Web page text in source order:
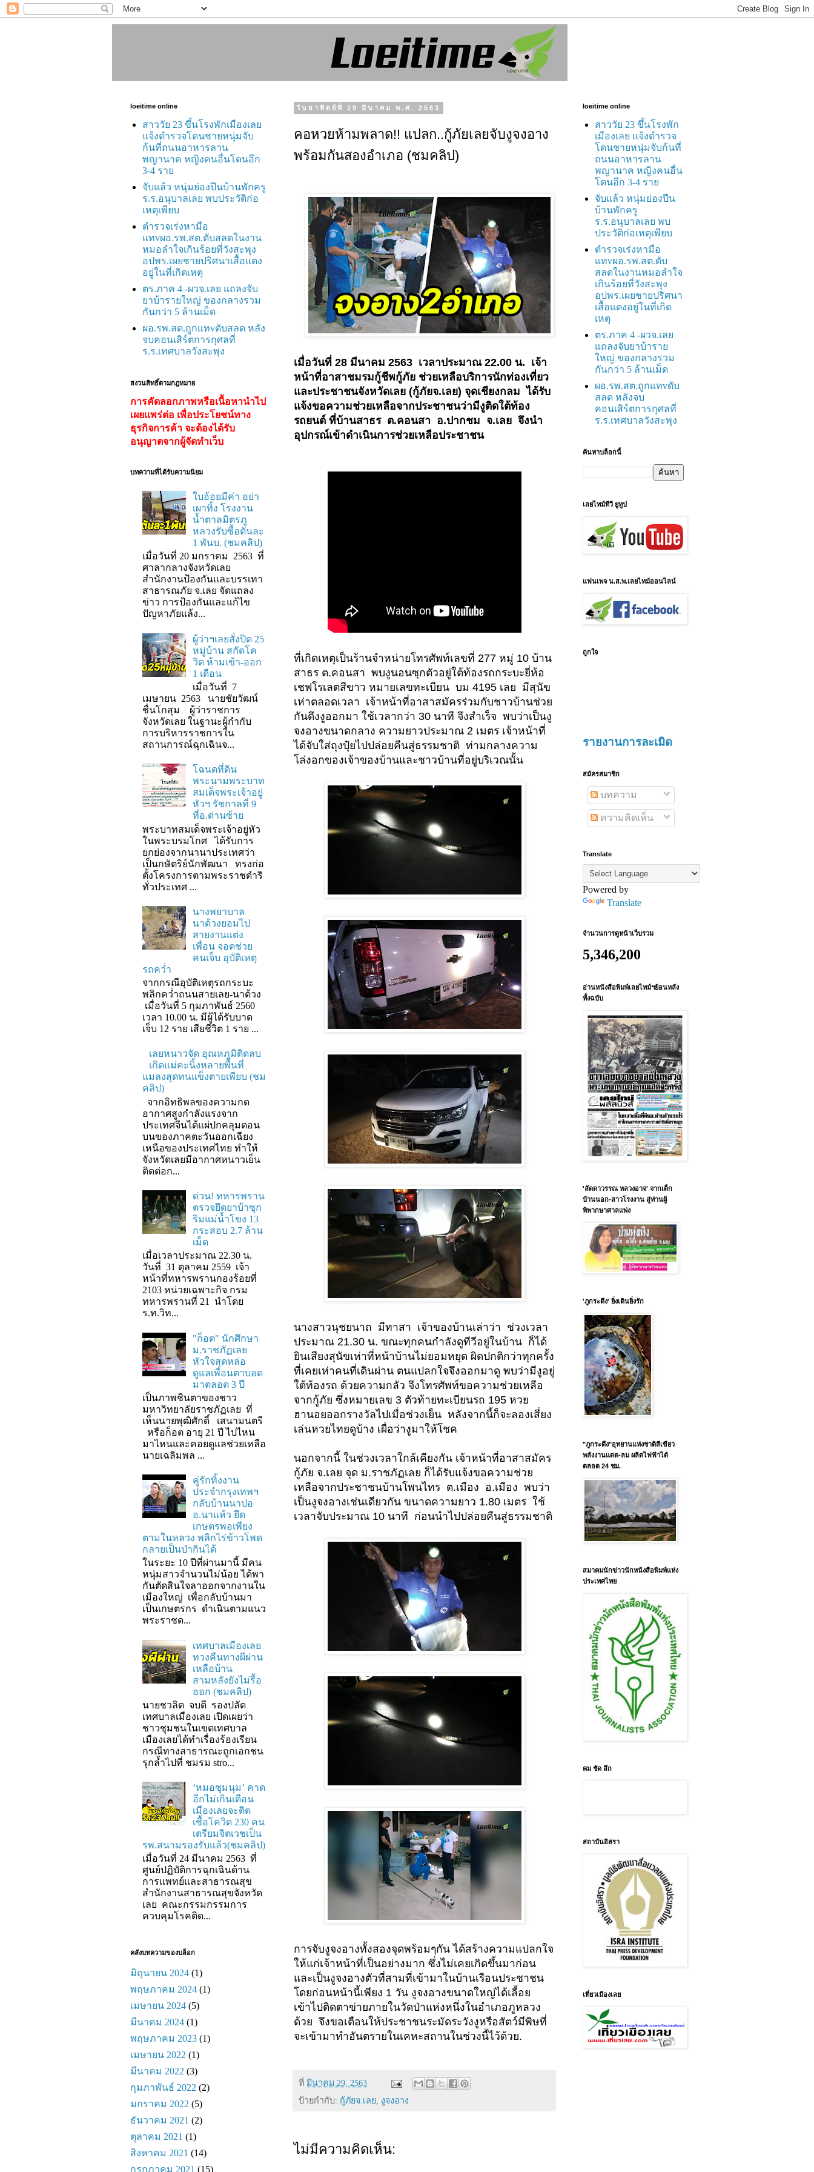
วันอาทิตย์ที่ 29 มีนาคม พ.ศ. 2563
คอหวยห้ามพลาด!! แปลก..กู้ภัยเลยจับงูจงอาง
พร้อมกันสองอำเภอ (ชมคลิป)
เมื่อวันที่ 28 มีนาคม 2563 เวลาประมาณ 22.00 น. เจ้า
หน้าที่อาสาชมรมกู้ชีพกู้ภัย ช่วยเหลือบริการนักท่องเที่ยว
และประชาชนจังหวัดเลย (กู้ภัยจ.เลย) จุดเชียงกลม ได้รับ
แจ้งขอความช่วยเหลือจากประชาชนว่ามีงูติดใต้ท้อง
รถยนต์ ที่บ้านสาธร ต.คอนสา อ.ปากชม จ.เลย จึงนำ
อุปกรณ์เข้าดำเนินการช่วยเหลือประชาชน
ที่เกิดเหตุเป็นร้านจำหน่ายโทรศัพท์เลขที่ 277 หมู่ 10 บ้าน
สาธร ต.คอนสา พบงูนอนซุกตัวอยู่ใต้ท้องรถกระบะยี่ห้อ
เชฟโรเลตสีขาว หมายเลขทะเบียน บม 4195 เลย มีสุนัข
เห่าตลอดเวลา เจ้าหน้าที่อาสาสมัครร่วมกับชาวบ้านช่วย
กันดึงงูออกมา ใช้เวลากว่า 30 นาที จึงสำเร็จ พบว่าเป็นงู
จงอางขนาดกลาง ความยาวประมาณ 2 เมตร เจ้าหน้าที่
ได้จับใส่ถุงปุ๋ยไปปล่อยคืนสู่ธรรมชาติ ท่ามกลางความ
โล่งอกของเจ้าของบ้านและชาวบ้านที่อยู่บริเวณนั้น
นางสาวนุชยนาถ มีทาสา เจ้าของบ้านเล่าว่า ช่วงเวลา
ประมาณ 21.30 น. ขณะทุกคนกำลังดูทีวีอยู่ในบ้าน ก็ได้
ยินเสียงสุนัขเห่าที่หน้าบ้านไม่ยอมหยุด ผิดปกติกว่าทุกครั้ง
ที่เคยเห่าคนที่เดินผ่าน ตนแปลกใจจึงออกมาดู พบว่ามีงูอยู่
ใต้ท้องรถ ด้วยความกลัว จึงโทรศัพท์ขอความช่วยเหลือ
จากกู้ภัย ซึ่งหมายเลข 3 ตัวท้ายทะเบียนรถ 195 หวย
ฮานอยออกรางวัลไปเมื่อช่วงเย็น หลังจากนี้ก็จะลองเสี่ยง
เล่นหวยไทยดูบ้าง เผื่อว่างูมาให้โชค
นอกจากนี้ ในช่วงเวลาใกล้เคียงกัน เจ้าหน้าที่อาสาสมัคร
กู้ภัย จ.เลย จุด ม.ราชภัฏเลย ก็ได้รับแจ้งขอความช่วย
เหลือจากประชาชนบ้านโพนไทร ต.เมือง อ.เมือง พบว่า
เป็นงูจงอางเช่นเดียวกัน ขนาดความยาว 1.80 เมตร ใช้
เวลาจับประมาณ 10 นาที ก่อนนำไปปล่อยคืนสู่ธรรมชาติ
การจับงูจงอางทั้งสองจุดพร้อมๆกัน ได้สร้างความแปลกใจ
ให้แก่เจ้าหน้าที่เป็นอย่างมาก ซึ่งไม่เคยเกิดขึ้นมาก่อน
และเป็นงูจงอางตัวที่สามที่เข้ามาในบ้านเรือนประชาชน
โดยก่อนหน้านี้เพียง 1 วัน งูจงอางขนาดใหญ่ได้เลื้อย
เข้าไปติดตาข่ายภายในวัดป่าแห่งหนึ่งในอำเภอภูหลวง
ด้วย จึงขอเตือนให้ประชาชนระมัดระวังงูหรือสัตว์มีพิษที่
จะเข้ามาทำอันตรายในเคหะสถานในช่วงนี้ไว้ด้วย.
ที่ มีนาคม 29, 2563
ป้ายกำกับ: กู้ภัยจ.เลย, งูจงอาง
ไม่มีความคิดเห็น:
loeitime online
สาววัย 23 ขึ้นโรงพักเมืองเลย
แจ้งตำรวจโดนชายหนุ่มจับ
ก้นที่ถนนอาหารลาน
พญานาค หญิงคนอื่นโดนอีก
3-4 ราย
จับแล้ว หนุ่มย่องปีนบ้านพักครู
ร.ร.อนุบาลเลย พบประวัติก่อ
เหตุเพียบ
ตำรวจเร่งหามือ
แทvผอ.รพ.สต.ดับสลดในงาน
หมอลำใจเกินร้อยที่วังสะพุง
อปพร.เผยชายปริศนาเสื้อแดง
อยู่ในที่เกิดเหตุ
ตร.ภาค 4 -ผวจ.เลย แถลงจับ
ยาบ้ารายใหญ่ ของกลางรวม
กันกว่า 5 ล้านเม็ด
ผอ.รพ.สต.ถูกแทvดับสลด หลัง
จบคอนเสิร์ตการกุศลที่
ร.ร.เทศบาลวังสะพุง
สงวนสิทธิ์ตามกฎหมาย
การคัดลอกภาพหรือเนื้อหานำไป
เผยแพร่ต่อ เพื่อประโยชน์ทาง
ธุรกิจการค้า จะต้องได้รับ
อนุญาตจากผู้จัดทำเว็บ
บทความที่ได้รับความนิยม
ใบอ้อยมีค่า อย่า
เผาทิ้ง โรงงาน
น้ำตาลมิตรภู
หลวงรับซื้อตันละ
1 พันบ. (ชมคลิป)
เมื่อวันที่ 20 มกราคม 2563 ที่
ศาลากลางจังหวัดเลย
สำนักงานป้องกันและบรรเทา
สาธารณภัย จ.เลย จัดแถลง
ข่าว การป้องกันและแก้ไข
ปัญหาภัยแล้ง...
ผู้ว่าฯเลยสั่งปิด 25
หมู่บ้าน สกัดโค
วิด ห้ามเข้า-ออก
1 เดือน
เมื่อวันที่ 7
เมษายน 2563 นายชัยวัฒน์
ชื่นโกสุม ผู้ว่าราชการ
จังหวัดเลย ในฐานะผู้กํากับ
การบริหารราชการใน
สถานการณ์ฉุกเฉินจ...
โฉนดที่ดิน
พระนามพระบาท
สมเด็จพระเจ้าอยู่
หัวฯ รัชกาลที่ 9
ที่อ.ด่านซ้าย
พระบาทสมเด็จพระเจ้าอยู่หัว
ในพระบรมโกศ ได้รับการ
ยกย่องจากนานาประเทศว่า
เป็นกษัตริย์นักพัฒนา ทรงก่อ
ตั้งโครงการตามพระราชดำริ
ทั่วประเทศ ...
นางพยาบาล
นาด้วงยอมไป
สายงานแต่ง
เพื่อน จอดช่วย
คนเจ็บ อุบัติเหตุ
รถคว่ำ
จากกรณีอุบัติเหตุรถกระบะ
พลิกคว่ำถนนสายเลย-นาด้วง
เมื่อวันที่ 5 กุมภาพันธ์ 2560
เวลา 10.00 น. มีผู้ได้รับบาด
เจ็บ 12 ราย เสียชีวิต 1 ราย ...
เลยหนาวจัด อุณหภูมิติดลบ
เกิดแม่คะนิ้งหลายพื้นที่
แมลงสุดทนแข็งตายเพียบ (ชม
คลิป)
จากอิทธิพลของความกด
อากาศสูงกำลังแรงจาก
ประเทศจีนได้แผ่ปกคลุมตอน
บนของภาคตะวันออกเฉียง
เหนือของประเทศไทย ทำให้
จังหวัดเลยมีอากาศหนาวเย็น
ติดต่อก...
ด่วน! ทหารพราน
ตรวจยึดยาบ้าซุก
ริมแม่น้ำโขง 13
กระสอบ 2.7 ล้าน
เม็ด
เมื่อเวลาประมาณ 22.30 น.
วันที่ 31 ตุลาคม 2559 เจ้า
หน้าที่ทหารพรานกองร้อยที่
2103 หน่วยเฉพาะกิจ กรม
ทหารพรานที่ 21 นำโดย
ร.ท.วิท...
"ก็อต" นักศึกษา
ม.ราชภัฏเลย
หัวใจสุดหล่อ
ดูแลเพื่อนตาบอด
มาตลอด 3 ปี
เป็นภาพชินตาของชาว
มหาวิทยาลัยราชภัฏเลย ที่
เห็นนายพุฒิศักดิ์ เสนามนตรี
หรือก็อต อายุ 21 ปี ไปไหน
มาไหนและคอยดูแลช่วยเหลือ
นายเฉลิมพล ...
คู่รักทิ้งงาน
ประจำกรุงเทพฯ
กลับบ้านนาปอ
อ.นาแห้ว ยึด
เกษตรพอเพียง
ตามในหลวง พลิกไร่ข้าวโพด
กลายเป็นป่ากินได้
ในระยะ 10 ปีที่ผ่านมานี้ มีคน
หนุ่มสาวจำนวนไม่น้อย ได้พา
กันตัดสินใจลาออกจากงานใน
เมืองใหญ่ เพื่อกลับบ้านมา
เป็นเกษตรกร ดำเนินตามแนว
พระราชด...
เทศบาลเมืองเลย
ทวงคืนทางผีผ่าน
เหลือบ้าน
สามหลังยังไม่รื้อ
ออก (ชมคลิป)
นายชวลิต จบดี รองปลัด
เทศบาลเมืองเลย เปิดเผยว่า
ชาวชุมชนในเขตเทศบาล
เมืองเลยได้ทำเรื่องร้องเรียน
กรณีทางสาธารณะถูกเอกชน
รุกล้ำไปที่ ชมรม stro...
‘หมอชุมนุม’ คาด
อีกไม่เกินเดือน
เมืองเลยจะติด
เชื้อโควิด 230 คน
เตรียมจิตเวชเป็น
รพ.สนามรองรับแล้ว(ชมคลิป)
เมื่อวันที่ 24 มีนาคม 2563 ที่
ศูนย์ปฏิบัติการฉุกเฉินด้าน
การแพทย์และสาธารณสุข
สำนักงานสาธารณสุขจังหวัด
เลย คณะกรรมกรรมการ
ควบคุมโรคติด...
คลังบทความของบล็อก
มิถุนายน 2024 (1)
พฤษภาคม 2024 (1)
เมษายน 2024 (5)
มีนาคม 2024 (1)
พฤษภาคม 2023 (1)
เมษายน 2022 (1)
มีนาคม 2022 (3)
กุมภาพันธ์ 2022 (2)
มกราคม 2022 (5)
ธันวาคม 2021 (2)
ตุลาคม 2021 (1)
สิงหาคม 2021 (14)
กรกฎาคม 2021 (15)
loeitime online
สาววัย 23 ขึ้นโรงพัก
เมืองเลย แจ้งตำรวจ
โดนชายหนุ่มจับก้นที่
ถนนอาหารลาน
พญานาค หญิงคนอื่น
โดนอีก 3-4 ราย
จับแล้ว หนุ่มย่องปีน
บ้านพักครู
ร.ร.อนุบาลเลย พบ
ประวัติก่อเหตุเพียบ
ตำรวจเร่งหามือ
แทvผอ.รพ.สต.ดับ
สลดในงานหมอลำใจ
เกินร้อยที่วังสะพุง
อปพร.เผยชายปริศนา
เสื้อแดงอยู่ในที่เกิด
เหตุ
ตร.ภาค 4 -ผวจ.เลย
แถลงจับยาบ้าราย
ใหญ่ ของกลางรวม
กันกว่า 5 ล้านเม็ด
ผอ.รพ.สต.ถูกแทvดับ
สลด หลังจบ
คอนเสิร์ตการกุศลที่
ร.ร.เทศบาลวังสะพุง
ค้นหาบล็อกนี้
เลยไทม์ทีวี ยูทูป
แฟนเพจ น.ส.พ.เลยไทม์ออนไลน์
ถูกใจ
รายงานการละเมิด
สมัครสมาชิก
บทความ
ความคิดเห็น
Translate
Powered by
Translate
จำนวนการดูหน้าเว็บรวม
5,346,200
อ่านหนังสือพิมพ์เลยไทม์ฯย้อนหลัง
ทั้งฉบับ
'ลัดดาวรรณ หลวงอาจ' จากเด็ก
บ้านนอก-สาวโรงงาน สู่ท่านผู้
พิพากษาศาลแพ่ง
'ภูกระดึง' ยิ่งเดินยิ่งรัก
"ภูกระดึง"อุทยานแห่งชาติสีเขียว
พลังงานแดด-ลม ผลิตไฟฟ้าได้
ตลอด 24 ชม.
สมาคมนักข่าวนักหนังสือพิมพ์แห่ง
ประเทศไทย
คม ชัด ลึก
สถาบันอิสรา
เที่ยวเมืองเลย